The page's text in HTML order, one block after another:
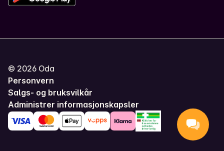
© 2026 Oda
Personvern
Salgs- og bruksvilkår
Administrer informasjonskapsler